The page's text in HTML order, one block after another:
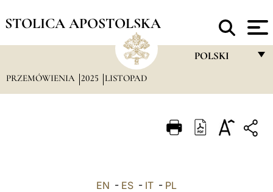
STOLICA APOSTOLSKA
POLSKI
ITALIANO
PRZEMÓWIENIA 2025 LISTOPAD
EN - ES - IT - PL